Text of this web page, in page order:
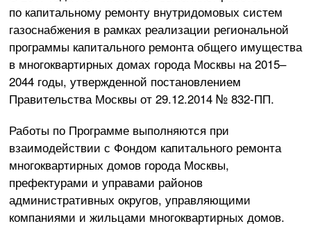
по капитальному ремонту внутридомовых систем
газоснабжения в рамках реализации региональной
программы капитального ремонта общего имущества
в многоквартирных домах города Москвы на 2015–
2044 годы, утвержденной постановлением
Правительства Москвы от 29.12.2014 № 832-ПП.
Работы по Программе выполняются при
взаимодействии с Фондом капитального ремонта
многоквартирных домов города Москвы,
префектурами и управами районов
административных округов, управляющими
компаниями и жильцами многоквартирных домов.